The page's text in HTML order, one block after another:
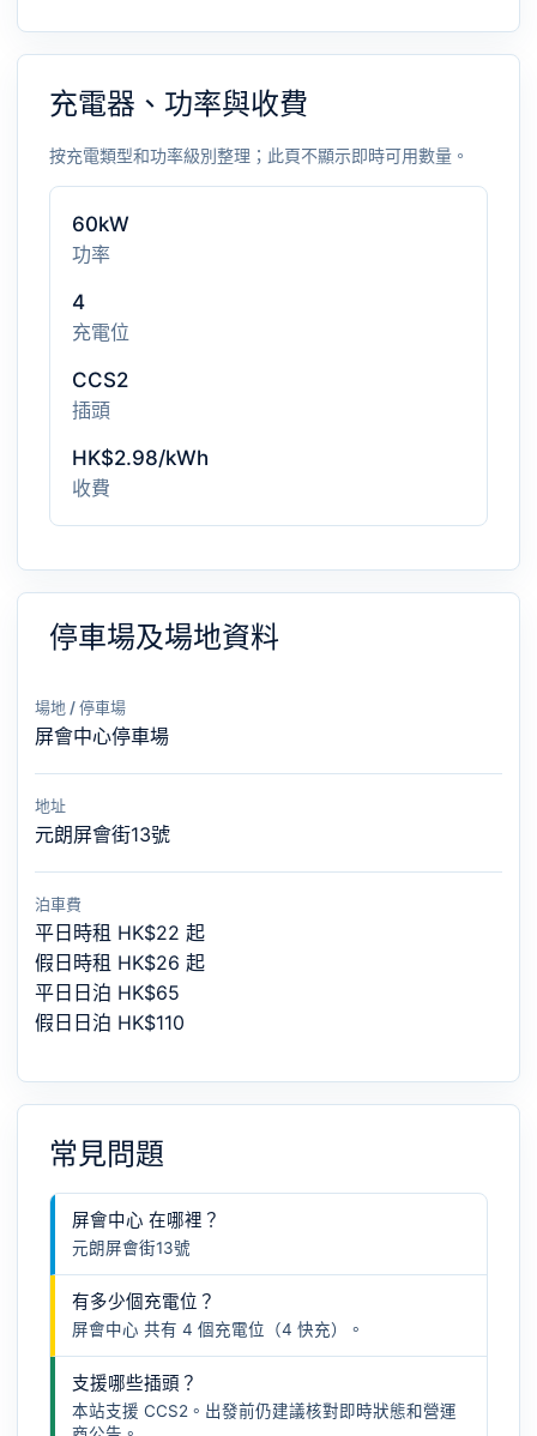
充電器、功率與收費
按充電類型和功率級別整理；此頁不顯示即時可用數量。
60kW
功率
4
充電位
CCS2
插頭
HK$2.98/kWh
收費
停車場及場地資料
場地 / 停車場
屏會中心停車場
地址
元朗屏會街13號
泊車費
平日時租 HK$22 起
假日時租 HK$26 起
平日日泊 HK$65
假日日泊 HK$110
常見問題
屏會中心 在哪裡？
元朗屏會街13號
有多少個充電位？
屏會中心 共有 4 個充電位（4 快充）。
支援哪些插頭？
本站支援 CCS2。出發前仍建議核對即時狀態和營運